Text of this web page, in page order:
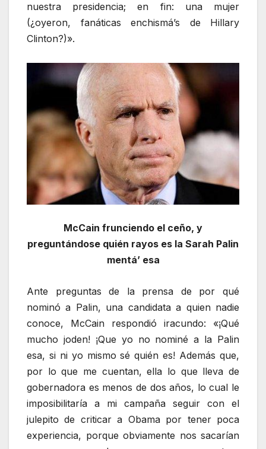
nuestra presidencia; en fin: una mujer
(¿oyeron, fanáticas enchismá’s de Hillary
Clinton?)».
McCain frunciendo el ceño, y
preguntándose quién rayos es la Sarah Palin
mentá’ esa
Ante preguntas de la prensa de por qué
nominó a Palin, una candidata a quien nadie
conoce, McCain respondió iracundo: «¡Qué
mucho joden! ¡Que yo no nominé a la Palin
esa, si ni yo mismo sé quién es! Además que,
por lo que me cuentan, ella lo que lleva de
gobernadora es menos de dos años, lo cual le
imposibilitaría a mi campaña seguir con el
julepito de criticar a Obama por tener poca
experiencia, porque obviamente nos sacarían